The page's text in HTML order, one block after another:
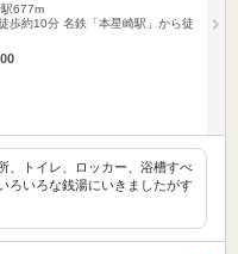
677m
歩約10分 名鉄「本星崎駅」から徒
、トイレ、ロッカー、浴槽すべ
ろいろな銭湯にいきましたがす